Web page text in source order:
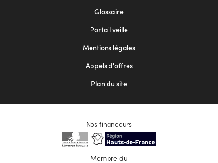
Glossaire
Portail veille
Mentions légales
Appels d'offres
Plan du site
Nos financeurs
Membre du